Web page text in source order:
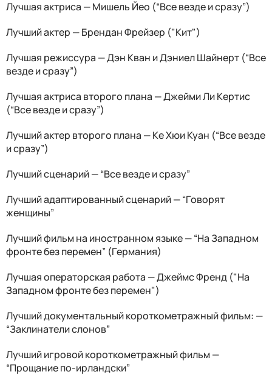
Лучшая актриса — Мишель Йео (“Все везде и сразу”)
Лучший актер — Брендан Фрейзер ("Кит")
Лучшая режиссура — Дэн Кван и Дэниел Шайнерт (“Все
везде и сразу”)
Лучшая актриса второго плана — Джейми Ли Кертис
(“Все везде и сразу”)
Лучший актер второго плана — Ке Хюи Куан (“Все везде
и сразу”)
Лучший сценарий — “Все везде и сразу”
Лучший адаптированный сценарий — “Говорят
женщины”
Лучший фильм на иностранном языке — “На Западном
фронте без перемен” (Германия)
Лучшая операторская работа — Джеймс Френд ("На
Западном фронте без перемен")
Лучший документальный короткометражный фильм: —
“Заклинатели слонов”
Лучший игровой короткометражный фильм —
“Прощание по-ирландски”